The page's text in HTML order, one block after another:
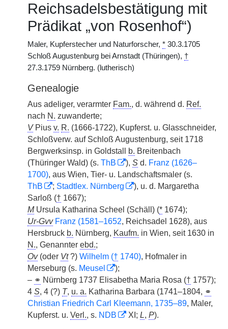
Reichsadelsbestätigung mit
Prädikat „von Rosenhof“)
Maler, Kupferstecher und Naturforscher, * 30.3.1705
Schloß Augustenburg bei Arnstadt (Thüringen), †
27.3.1759 Nürnberg. (lutherisch)
Genealogie
Aus adeliger, verarmter Fam., d. während d. Ref.
nach N. zuwanderte;
VPius v. R. (1666-1722), Kupferst. u. Glasschneider,
Schloßverw. auf Schloß Augustenburg, seit 1718
Bergwerksinsp. in Goldstall
b. Breitenbach
(Thüringer Wald) (s. ThB ), S d. Franz (1626–
1700), aus Wien, Tier- u. Landschaftsmaler (s.
ThB
; Stadtlex. Nürnberg
), u. d. Margaretha
Sarloß († 1667);
MUrsula Katharina Scheel (Schäll) (* 1674);
Ur-Gvv Franz (1581–1652, Reichsadel 1628), aus
Hersbruck b. Nürnberg, Kaufm. in Wien, seit 1630 in
N., Genannter ebd.;
Ov(oder Vt?) Wilhelm († 1740), Hofmaler in
Merseburg (s. Meusel
);
– ⚭ Nürnberg 1737 Elisabetha Maria Rosa († 1757);
4 S, 4 (?) T, u. a. Katharina Barbara (1741–1804, ⚭
Christian Friedrich Carl Kleemann, 1735–89, Maler,
Kupferst. u. Verl., s. NDB XI; L, P).